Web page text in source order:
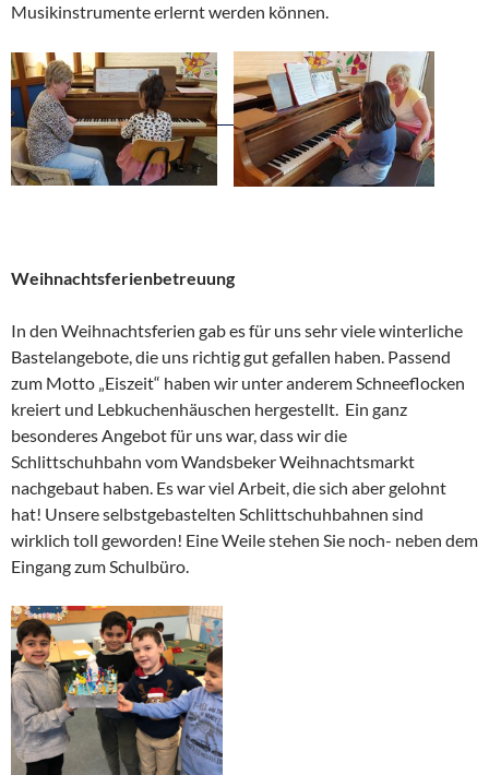
Musikinstrumente erlernt werden können.
Weihnachtsferienbetreuung
In den Weihnachtsferien gab es für uns sehr viele winterliche
Bastelangebote, die uns richtig gut gefallen haben. Passend
zum Motto „Eiszeit“ haben wir unter anderem Schneeflocken
kreiert und Lebkuchenhäuschen hergestellt. Ein ganz
besonderes Angebot für uns war, dass wir die
Schlittschuhbahn vom Wandsbeker Weihnachtsmarkt
nachgebaut haben. Es war viel Arbeit, die sich aber gelohnt
hat! Unsere selbstgebastelten Schlittschuhbahnen sind
wirklich toll geworden! Eine Weile stehen Sie noch- neben dem
Eingang zum Schulbüro.